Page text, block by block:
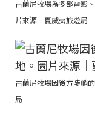
古蘭尼牧場為多部電影
片來源｜夏威夷旅遊局
古蘭尼牧場因後方陡峭
局